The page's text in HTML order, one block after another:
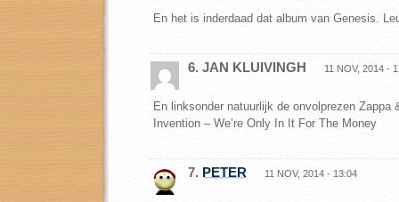
En het is inderdaad dat album van Genesis.
6. JAN KLUIVINGH 11 NOV, 2014 -
En linksonder natuurlijk de onvolprezen Zappa
Invention – We’re Only In It For The Money
7. PETER 11 NOV, 2014 - 13:04